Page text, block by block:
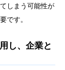
しまう可能性が
です。
し、企業と